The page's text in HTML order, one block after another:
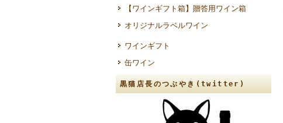
【ワインギフト箱】贈答用ワイン箱
オリジナルラベルワイン
ワインギフト
缶ワイン
黒猫店長のつぶやき(twitter)